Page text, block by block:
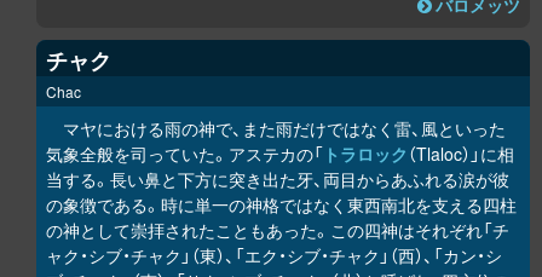
バロメッツ
チャク
Chac
マヤにおける雨の神で、また雨だけではなく雷、風といった
気象全般を司っていた。アステカの「 トラロック （Tlaloc）」に相
当する。長い鼻と下方に突き出た牙、両目からあふれる涙が彼
の象徴である。時に単一の神格ではなく東西南北を支える四柱
の神として崇拝されたこともあった。この四神はそれぞれ「チ
ャク・シブ・チャク」（東）、「エク・シブ・チャク」（西）、「カン・シ